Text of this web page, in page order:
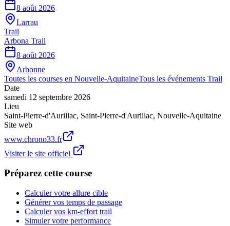
8 août 2026
Larrau
Trail
Arbona Trail
8 août 2026
Arbonne
Toutes les courses en Nouvelle-AquitaineTous les événements Trail
Date
samedi 12 septembre 2026
Lieu
Saint-Pierre-d'Aurillac, Saint-Pierre-d'Aurillac, Nouvelle-Aquitaine
Site web
www.chrono33.fr
Visiter le site officiel
Préparez cette course
Calculer votre allure cible
Générer vos temps de passage
Calculer vos km-effort trail
Simuler votre performance